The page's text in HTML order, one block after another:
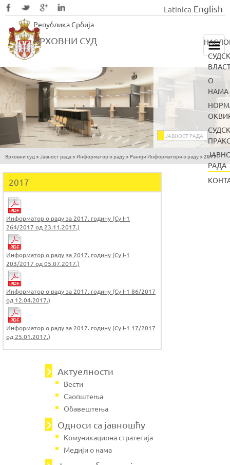
to
main
Република Србија
ВРХОВНИ СУД
Latinica English
О
НАМА
РАДА
ЈАВНОСТ РАДА
You
are
here
Врховни суд > Јавност рада> Информатор о раду> Ранији Информатори о раду> 2017
2017
Информатор о раду за 2017. годину (Су I-1
264/2017 од 23.11.2017.)
Информатор о раду за 2017. годину (Су I-1
203/2017 од 05.07.2017.)
Информатор о раду за 2017. годину (Су I-1 86/2017
од 12.04.2017.)
Информатор о раду за 2017. годину (Су I-1 17/2017
од 25.01.2017.)
Актуелности
Вести
Саопштења
Обавештења
Односи са јавношћу
Комуникациона стратегија
Медији о нама